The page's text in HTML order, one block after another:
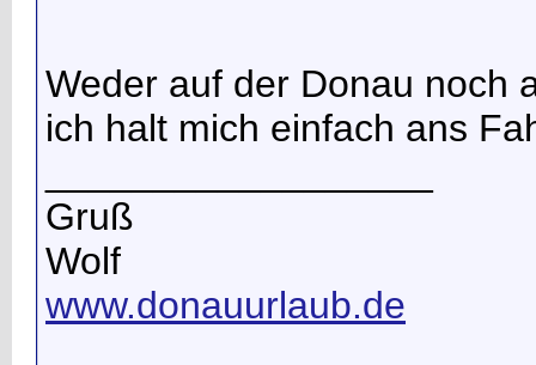
Weder auf der Donau noch
ich halt mich einfach ans
Gruß
Wolf
www.donauurlaub.de